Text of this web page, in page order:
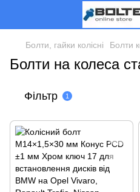
Болти, гайки колісні Болти
Болти на колеса
Фільтр 1